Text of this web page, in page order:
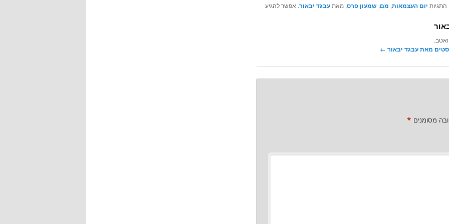
יום העצמאות, מם, שמעון פרס, מאתעבגד יבאור. אפשר להגיע
מאת עבגד יבאור‏ ←
מסומנים *